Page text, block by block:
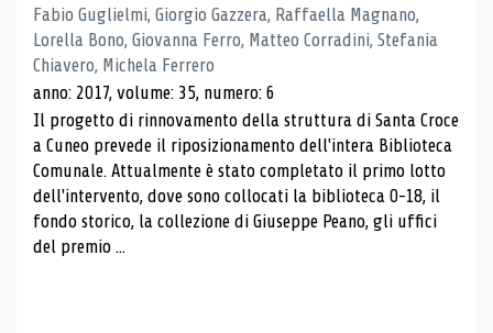
Fabio Guglielmi, Giorgio Gazzera, Raffaella Magnano,
Lorella Bono, Giovanna Ferro, Matteo Corradini, Stefania
Chiavero, Michela Ferrero
anno: 2017, volume: 35, numero: 6
Il progetto di rinnovamento della struttura di Santa Croce
a Cuneo prevede il riposizionamento dell'intera Biblioteca
Comunale. Attualmente è stato completato il primo lotto
dell'intervento, dove sono collocati la biblioteca 0-18, il
fondo storico, la collezione di Giuseppe Peano, gli uffici
del premio ...